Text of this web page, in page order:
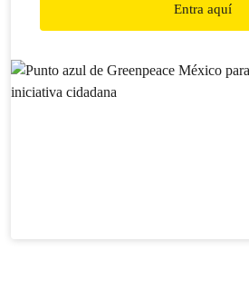
Entra aquí